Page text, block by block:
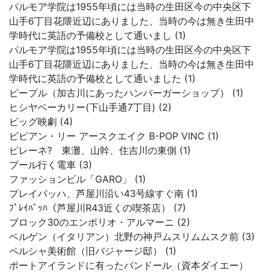
パルモア学院は1955年頃には当時の生田区今の中央区下
山手6丁目花隈近辺にありました、当時の今は無き生田中
学時代に英語の予備校として通いまし (1)
パルモア学院は1955年頃には当時の生田区今の中央区下
山手6丁目花隈近辺にありました、当時の今は無き生田中
学時代に英語の予備校として通いました (1)
ピープル（加古川にあったハンバーガーショップ） (1)
ヒシヤベーカリー(下山手通7丁目) (2)
ビッグ映劇 (4)
ビビアン・リー アースクエイク B-POP VINC (1)
ピレーネ? 東灘、山幹、住吉川の東側 (1)
プール行く電車 (3)
ファッションビル「GARO」 (1)
プレイバッハ、芦屋川沿い43号線すぐ南 (1)
ﾌﾟﾚｲﾊﾞｯﾊ（芦屋川R43近くの喫茶店） (7)
ブロック30のエンポリオ・アルマーニ (2)
ベルゲン（イタリアン）北野の神戸ムスリムムスク前 (3)
ペルシャ美術館（旧バジャージ邸） (1)
ポートアイランドに有ったバンドール（資本ダイエー）